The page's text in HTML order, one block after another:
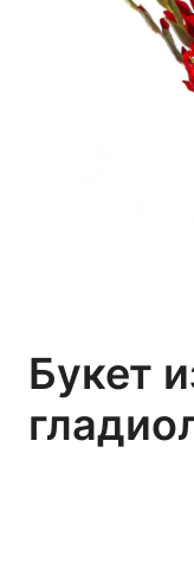
Букет